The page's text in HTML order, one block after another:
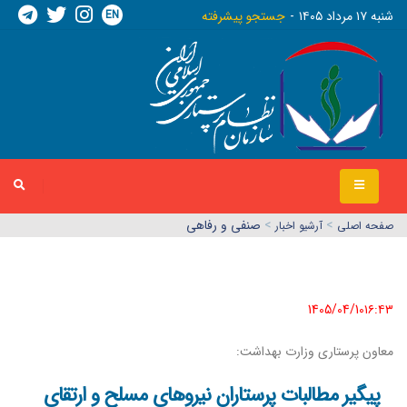
شنبه ١٧ مرداد ١٤٠٥ جستجو پیشرفته EN
صفحه اصلي > آرشیو اخبار > صنفی و رفاهی
1405/04/10١٦:٤٣
معاون پرستاری وزارت بهداشت:
پیگیر مطالبات پرستاران نیروهای مسلح و ارتقای